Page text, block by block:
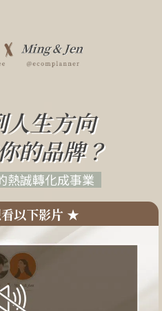
人生方向
的品牌？
熱誠轉化成事業
以下影片 ★